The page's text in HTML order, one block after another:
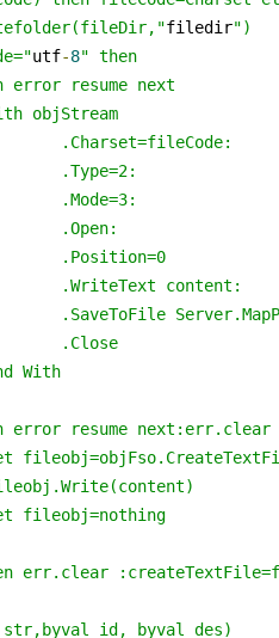
filedir")
utf-8" then
str,byval id, byval des)